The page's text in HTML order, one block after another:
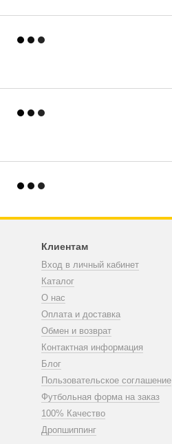
Клиентам
Вход в личный кабинет
Каталог
О нас
Оплата и доставка
Обмен и возврат
Контактная информация
Блог
Пользовательское соглашение
Футбольная форма на заказ
100% Качество
Дропшиппинг